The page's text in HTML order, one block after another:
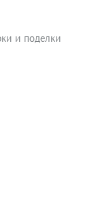
и поделки